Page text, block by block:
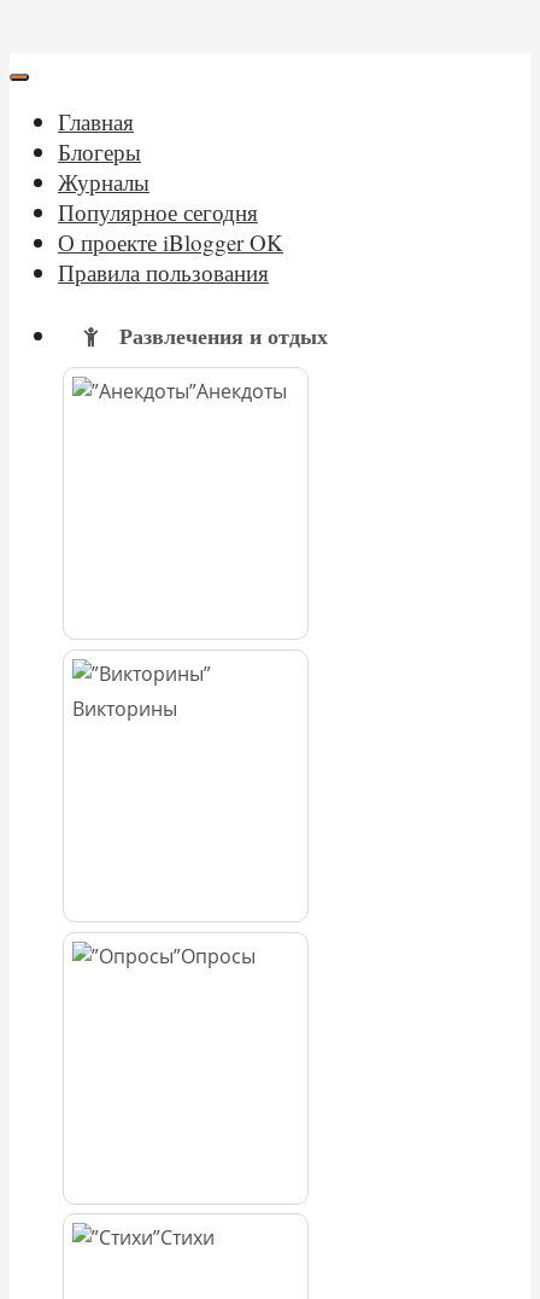
Главная
Блогеры
Журналы
Популярное сегодня
О проекте iBlogger OK
Правила пользования
Развлечения и отдых
Анекдоты
Викторины
Опросы
Стихи